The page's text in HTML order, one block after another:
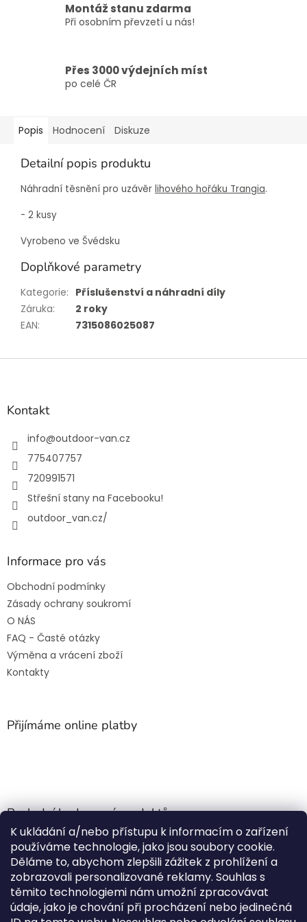
K ukládání a/nebo přístupu k informacím o zařízení
používáme technologie, jako jsou soubory cookie.
Děláme to, abychom zlepšili zážitek z prohlížení a
zobrazovali personalizované reklamy. Souhlas s
těmito technologiemi nám umožní zpracovávat
údaje, jako je chování při procházení nebo jedinečná
Montáž stanu zdarma
Při osobním převzetí u nás!
Přes 3000 výdejních míst
po celé ČR
Popis Hodnocení Diskuze
Detailní popis produktu
Náhradní těsnění pro uzávěr lihového hořáku Trangia.
- 2 kusy
Vyrobeno ve Švédsku
Doplňkové parametry
Kategorie: Příslušenství a náhradní díly
Záruka:
2 roky
EAN: 7315086025087
Z
Kontakt
info@outdoor-van.cz
775407757
720991571
Střešní stany na Facebooku!
outdoor_van.cz/
Informace pro vás
Obchodní podmínky
Zásady ochrany soukromí
O NÁS
FAQ - Časté otázky
Výměna a vrácení zboží
Kontakty
Přijímáme online platby
Poslední hodnocení produktů
Jehla do nádrže k nezávislému topení
Hodnocení produktu je 5 z 5 hvězdiček.
| Martin Nevrlý
ano